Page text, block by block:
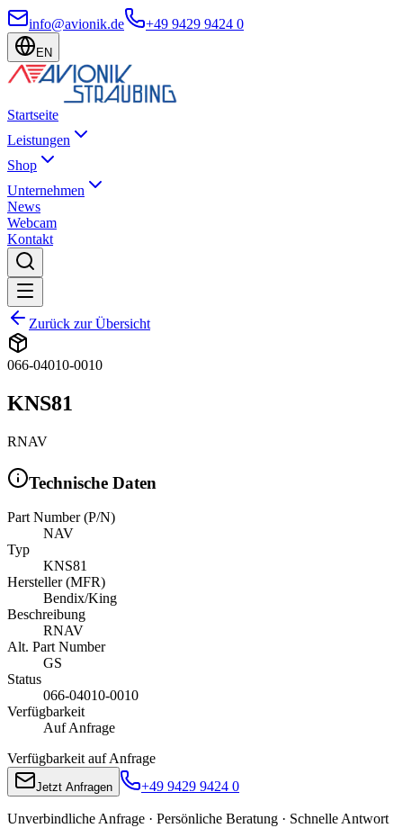
info@avionik.de +49 9429 9424 0
EN
Startseite
Leistungen
Shop
Unternehmen
News
Webcam
Kontakt
Zurück zur Übersicht
066-04010-0010
KNS81
RNAV
Technische Daten
Part Number (P/N)
NAV
Typ
KNS81
Hersteller (MFR)
Bendix/King
Beschreibung
RNAV
Alt. Part Number
GS
Status
066-04010-0010
Verfügbarkeit
Auf Anfrage
Verfügbarkeit auf Anfrage
Jetzt Anfragen +49 9429 9424 0
Unverbindliche Anfrage · Persönliche Beratung · Schnelle Antwort